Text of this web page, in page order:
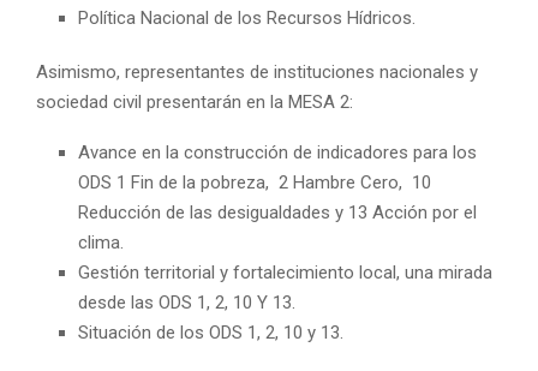
Política Nacional de los Recursos Hídricos.
Asimismo, representantes de instituciones nacionales y
sociedad civil presentarán en la MESA 2:
Avance en la construcción de indicadores para los
ODS 1 Fin de la pobreza, 2 Hambre Cero, 10
Reducción de las desigualdades y 13 Acción por el
clima.
Gestión territorial y fortalecimiento local, una mirada
desde las ODS 1, 2, 10 Y 13.
Situación de los ODS 1, 2, 10 y 13.